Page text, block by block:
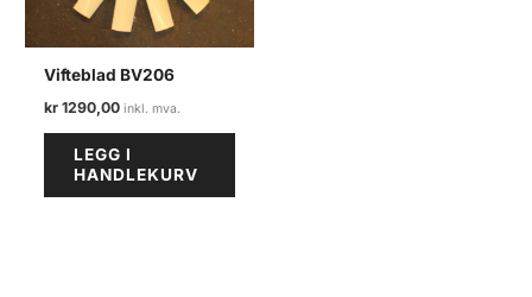
Vifteblad BV206
kr 1290,00
LEGG I
HANDLEKURV